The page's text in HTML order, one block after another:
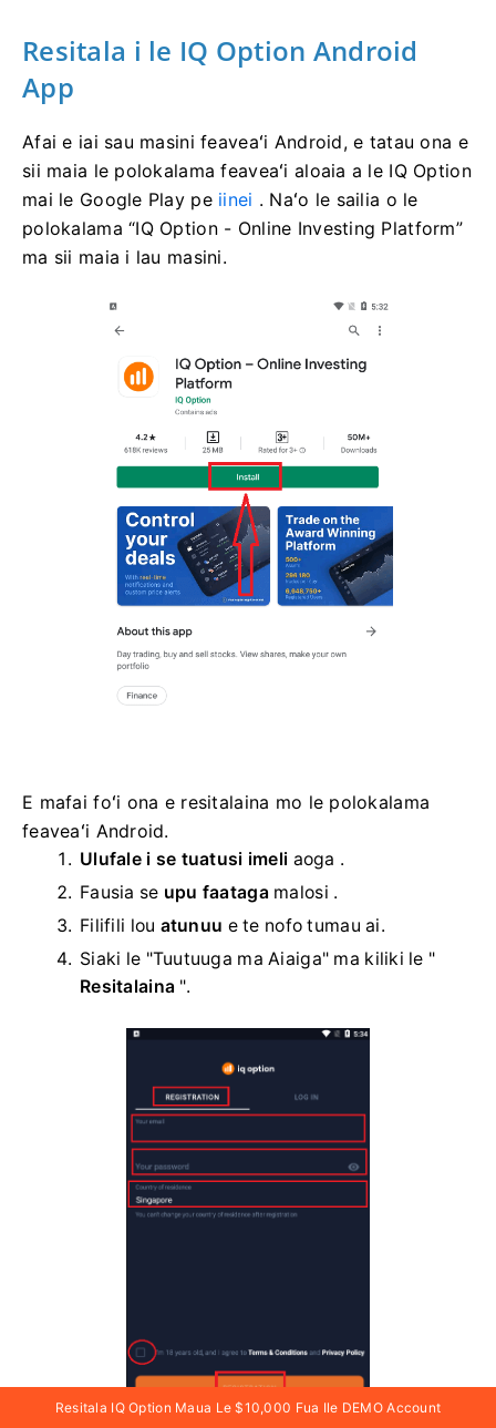
Resitala i le IQ Option Android
App
Afai e iai sau masini feaveaʻi Android, e tatau ona e
sii maia le polokalama feaveaʻi aloaia a le IQ Option
mai le Google Play pe iinei . Naʻo le sailia o le
polokalama “IQ Option - Online Investing Platform”
ma sii maia i lau masini.
E mafai foʻi ona e resitalaina mo le polokalama
feaveaʻi Android.
Ulufale i se tuatusi imeli aoga .
Fausia se upu faataga malosi .
Filifili lou atunuu e te nofo tumau ai.
Siaki le "Tuutuuga ma Aiaiga" ma kiliki le "
Resitalaina ".
Resitala IQ Option Maua Le $10,000 Fua Ile DEMO Account